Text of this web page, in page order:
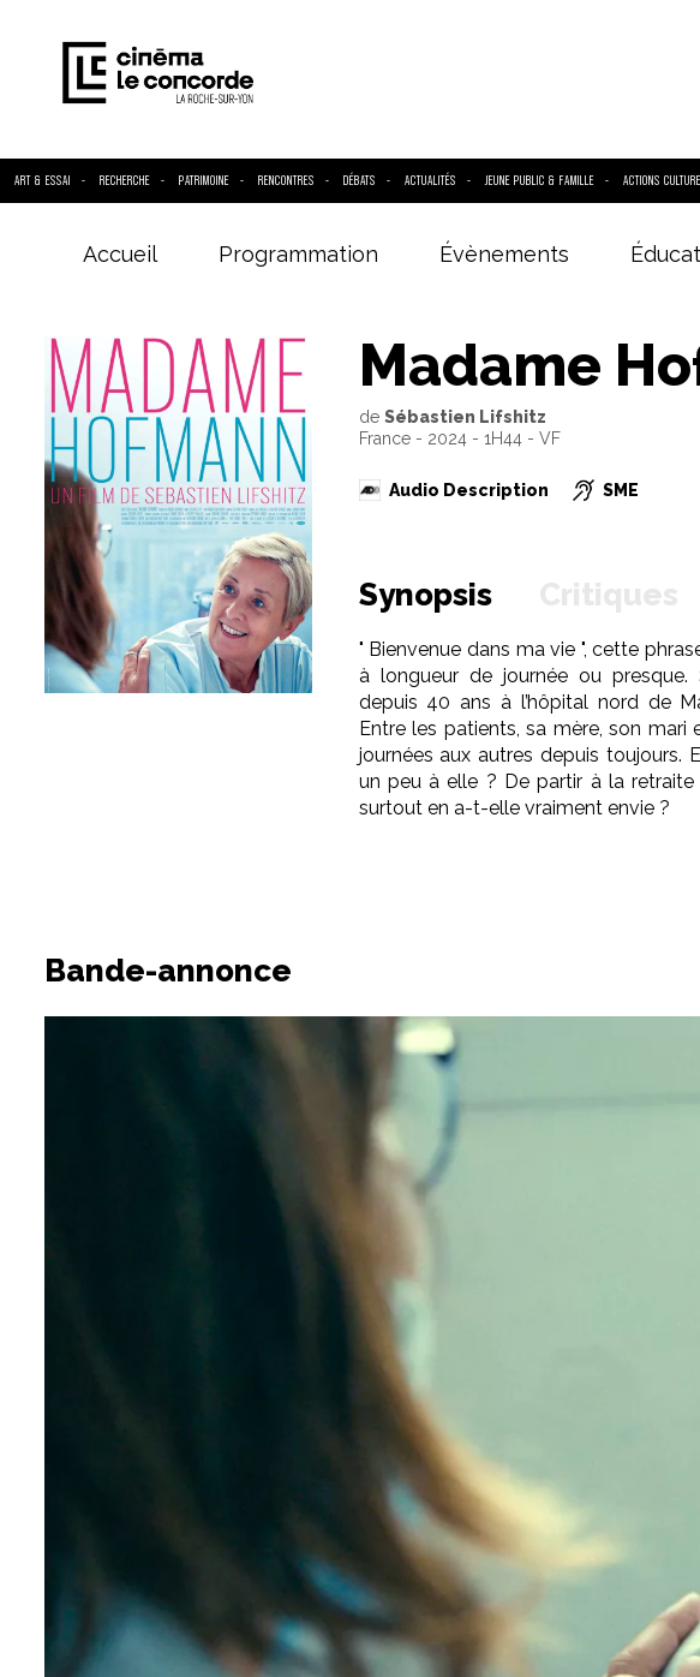
ART & ESSAI RECHERCHE PATRIMOINE RENCONTRES DÉBATS ACTUALITÉS JEUNE PUBLIC & FAMILLE ACTIONS
Accueil Programmation Évènements
Madame
de Sébastien Lifshitz
France - 2024 - 1H44 - VF
Audio Description SME
Synopsis
" Bienvenue dans ma vie ", cette
à longueur de journée ou presque.
depuis 40 ans à l’hôpital nord de
Entre les patients, sa mère, son mari
journées aux autres depuis toujours.
un peu à elle ? De partir à la
surtout en a-t-elle vraiment envie ?
Bande-annonce